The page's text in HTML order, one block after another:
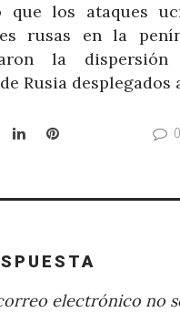
que los ataques
rusas en la
la
Rusia desplegados
LinkedInPinterest
electrónico no